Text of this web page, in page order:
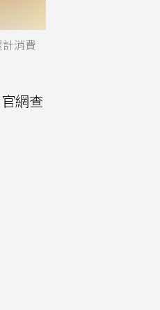
消費
網查